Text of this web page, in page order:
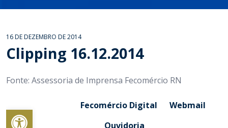
16 DE DEZEMBRO DE 2014
Clipping 16.12.2014
Fonte: Assessoria de Imprensa Fecomércio RN